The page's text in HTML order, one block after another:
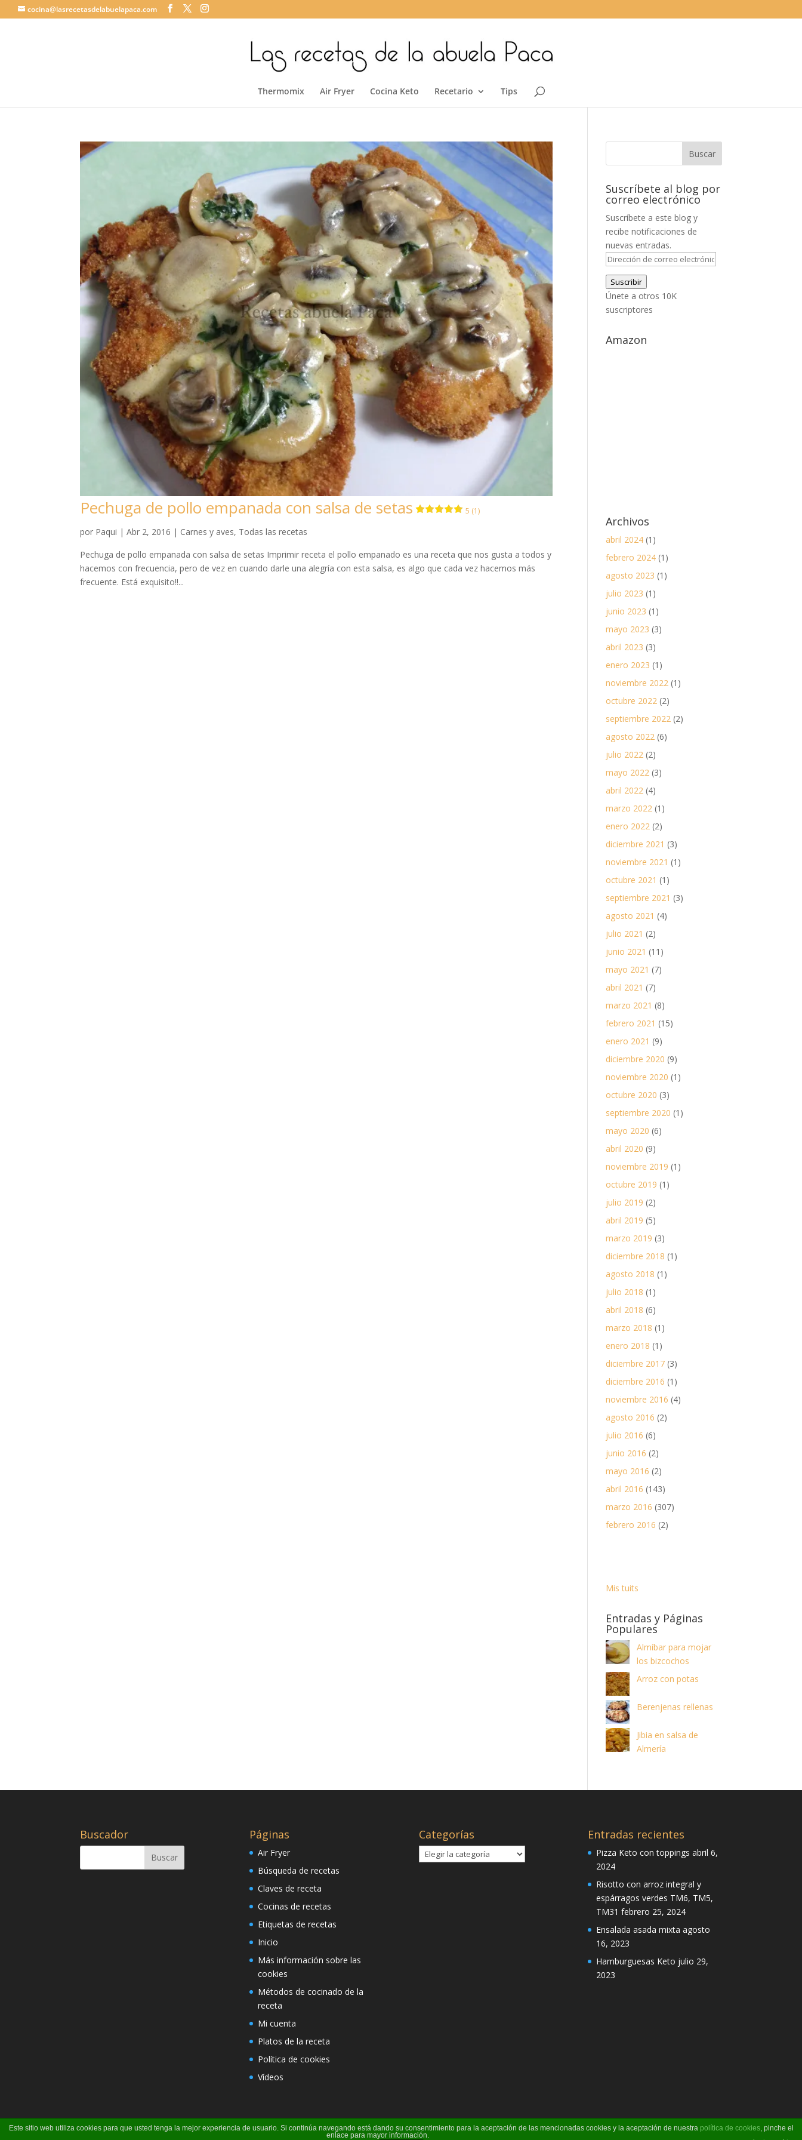
cocina@lasrecetasdelabuelapaca.com
Thermomix Air Fryer Cocina Keto Recetario Tips
Pechuga de pollo empanada con salsa de setas 5 (1)
por Paqui |Abr 2, 2016 | Carnes y aves, Todas las recetas
Pechuga de pollo empanada con salsa de setas Imprimir receta el pollo empanado es una receta que nos gusta a todos y
hacemos con frecuencia, pero de vez en cuando darle una alegría con esta salsa, es algo que cada vez hacemos más
frecuente. Está exquisito!!...
Suscríbete al blog por
correo electrónico
Suscríbete a este blog y
recibe notificaciones de
nuevas entradas.
Dirección
de
correo
electrónico
Suscribir
Únete a otros 10K
suscriptores
Amazon
Archivos
abril 2024 (1)
febrero 2024 (1)
agosto 2023 (1)
julio 2023 (1)
junio 2023 (1)
mayo 2023 (3)
abril 2023 (3)
enero 2023 (1)
noviembre 2022 (1)
octubre 2022 (2)
septiembre 2022 (2)
agosto 2022 (6)
julio 2022 (2)
mayo 2022 (3)
abril 2022 (4)
marzo 2022 (1)
enero 2022 (2)
diciembre 2021 (3)
noviembre 2021 (1)
octubre 2021 (1)
septiembre 2021 (3)
agosto 2021 (4)
julio 2021 (2)
junio 2021 (11)
mayo 2021 (7)
abril 2021 (7)
marzo 2021 (8)
febrero 2021 (15)
enero 2021 (9)
diciembre 2020 (9)
noviembre 2020 (1)
octubre 2020 (3)
septiembre 2020 (1)
mayo 2020 (6)
abril 2020 (9)
noviembre 2019 (1)
octubre 2019 (1)
julio 2019 (2)
abril 2019 (5)
marzo 2019 (3)
diciembre 2018 (1)
agosto 2018 (1)
julio 2018 (1)
abril 2018 (6)
marzo 2018 (1)
enero 2018 (1)
diciembre 2017 (3)
diciembre 2016 (1)
noviembre 2016 (4)
agosto 2016 (2)
julio 2016 (6)
junio 2016 (2)
mayo 2016 (2)
abril 2016 (143)
marzo 2016 (307)
febrero 2016 (2)
Mis tuits
Entradas y Páginas
Populares
Almíbar para mojar
los bizcochos
Arroz con potas
Berenjenas rellenas
Jibia en salsa de
Almería
Buscador Páginas
Air Fryer
Búsqueda de recetas
Claves de receta
Cocinas de recetas
Etiquetas de recetas
Inicio
Más información sobre las
cookies
Métodos de cocinado de la
receta
Mi cuenta
Platos de la receta
Política de cookies
Vídeos
Categorías
Categorías
Entradas recientes
Pizza Keto con toppings abril 6,
2024
Risotto con arroz integral y
espárragos verdes TM6, TM5,
TM31 febrero 25, 2024
Ensalada asada mixta agosto
16, 2023
Hamburguesas Keto julio 29,
2023
Este sitio web utiliza cookies para que usted tenga la mejor experiencia de usuario. Si continúa navegando está dando su consentimiento para la aceptación de las mencionadas cookies y la aceptación de nuestra política de cookies, pinche el
enlace para mayor información.